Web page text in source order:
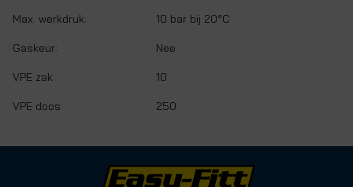
Max. werkdruk: 10 bar bij 20°C
Gaskeur: Nee
VPE zak: 10
VPE doos: 250